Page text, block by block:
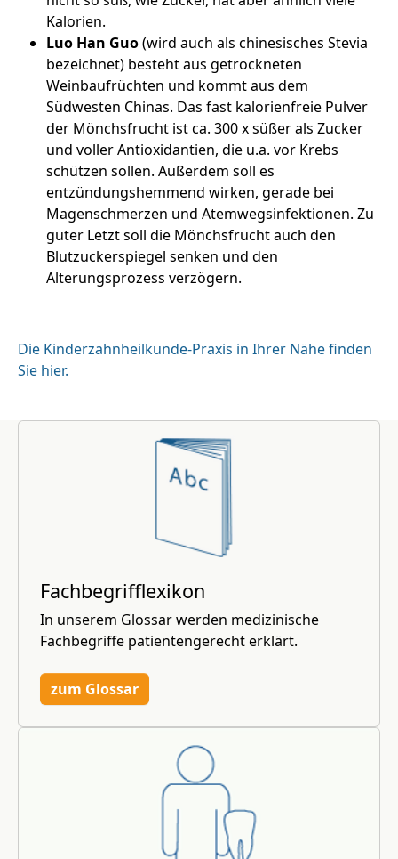
Kalorien.
Luo Han Guo(wird auch als chinesisches Stevia
bezeichnet) besteht aus getrockneten
Weinbaufrüchten und kommt aus dem
Südwesten Chinas. Das fast kalorienfreie Pulver
der Mönchsfrucht ist ca. 300 x süßer als Zucker
und voller Antioxidantien, die u.a. vor Krebs
schützen sollen. Außerdem soll es
entzündungshemmend wirken, gerade bei
Magenschmerzen und Atemwegsinfektionen. Zu
guter Letzt soll die Mönchsfrucht auch den
Blutzuckerspiegel senken und den
Alterungsprozess verzögern.
Die Kinderzahnheilkunde-Praxis in Ihrer Nähe finden
Sie hier.
Fachbegrifflexikon
In unserem Glossar werden medizinische
Fachbegriffe patientengerecht erklärt.
zum Glossar